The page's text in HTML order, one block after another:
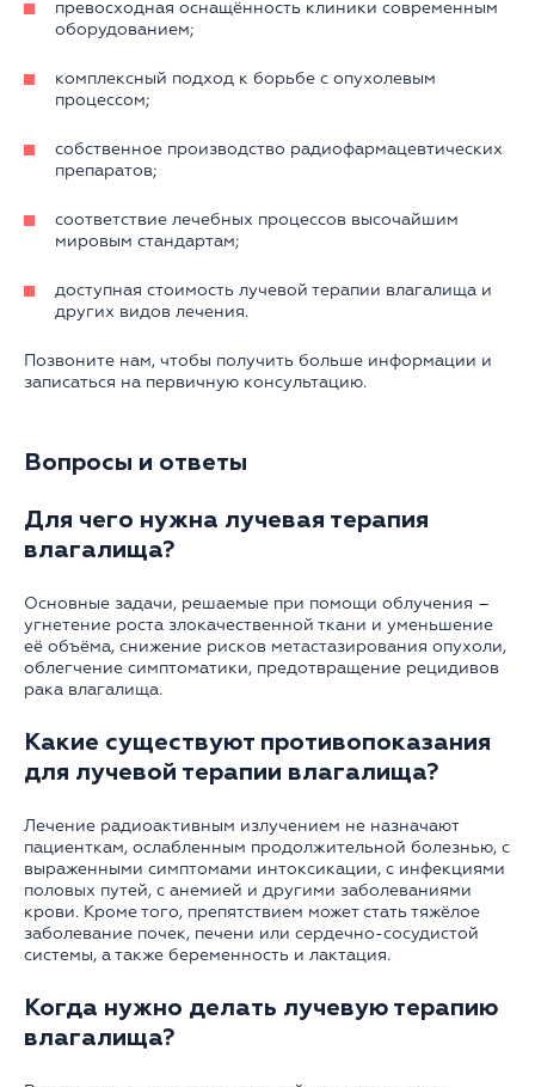
превосходная оснащённость клиники современным
оборудованием;
комплексный подход к борьбе с опухолевым
процессом;
собственное производство радиофармацевтических
препаратов;
соответствие лечебных процессов высочайшим
мировым стандартам;
доступная стоимость лучевой терапии влагалища и
других видов лечения.
Позвоните нам, чтобы получить больше информации и
записаться на первичную консультацию.
Вопросы и ответы
Для чего нужна лучевая терапия
влагалища?
Основные задачи, решаемые при помощи облучения –
угнетение роста злокачественной ткани и уменьшение
её объёма, снижение рисков метастазирования опухоли,
облегчение симптоматики, предотвращение рецидивов
рака влагалища.
Какие существуют противопоказания
для лучевой терапии влагалища?
Лечение радиоактивным излучением не назначают
пациенткам, ослабленным продолжительной болезнью, с
выраженными симптомами интоксикации, с инфекциями
половых путей, с анемией и другими заболеваниями
крови. Кроме того, препятствием может стать тяжёлое
заболевание почек, печени или сердечно-сосудистой
системы, а также беременность и лактация.
Когда нужно делать лучевую терапию
влагалища?